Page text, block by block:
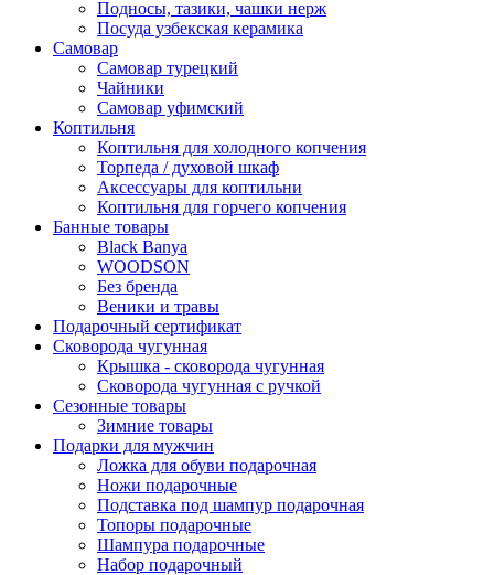
Подносы, тазики, чашки нерж
Посуда узбекская керамика
Самовар
Самовар турецкий
Чайники
Самовар уфимский
Коптильня
Коптильня для холодного копчения
Торпеда / духовой шкаф
Аксессуары для коптильни
Коптильня для горчего копчения
Банные товары
Black Banya
WOODSON
Без бренда
Веники и травы
Подарочный сертификат
Сковорода чугунная
Крышка - сковорода чугунная
Сковорода чугунная с ручкой
Сезонные товары
Зимние товары
Подарки для мужчин
Ложка для обуви подарочная
Ножи подарочные
Подставка под шампур подарочная
Топоры подарочные
Шампура подарочные
Набор подарочный